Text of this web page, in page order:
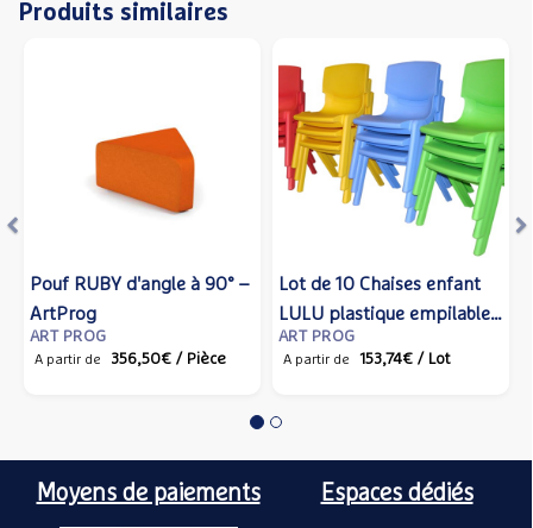
Produits similaires
Pouf RUBY d'angle à 90° –
ArtProg
ART PROG
A partir de 356,50€ / Pièce
Lot de 10 Chaises enfant
LULU plastique empilable
– ArtProg
ART PROG
A partir de 153,74€ / Lot
Moyens de paiements Espaces dédiés